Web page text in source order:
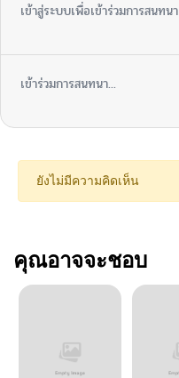
เข้าสู่ระบบเพื่อเข้าร่วมการสนทนา
เข้าร่วมการสนทนา...
ยังไม่มีความคิดเห็น
คุณอาจจะชอบ